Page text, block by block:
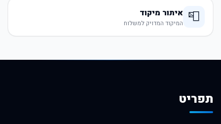
📮 איתור מיקוד
המיקוד המדויק למשלוח
תפריט